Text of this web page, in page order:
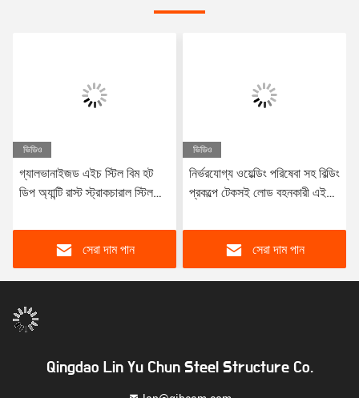
ভিডিও
গ্যালভানাইজড এইচ স্টিল বিম হট
ডিপ অ্যান্টি রাস্ট স্ট্রাকচারাল স্টিল
সেরা দাম পান
ভিডিও
নির্ভরযোগ্য ওয়েল্ডিং পরিষেবা সহ বিল্ডিং
প্রকল্পে টেকসই লোড বহনকারী এইচ
সেরা দাম পান
Qingdao Lin Yu Chun Steel Structure Co.